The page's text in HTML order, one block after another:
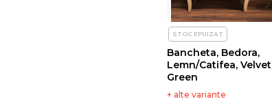
STOC EPUIZAT
Bancheta, Bedora,
Lemn/Catifea, Velvet
Green
+ alte variante